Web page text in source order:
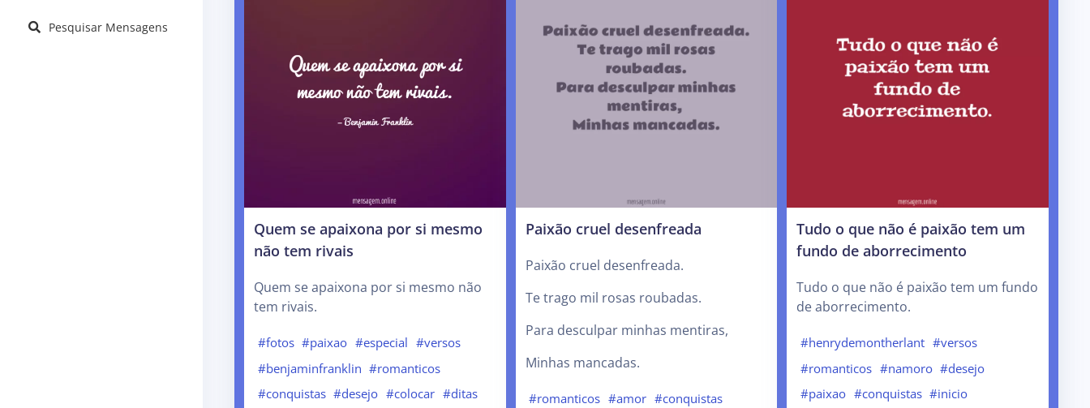
Pesquisar Mensagens
Quem se apaixona por si mesmo
não tem rivais
Quem se apaixona por si mesmo não
tem rivais.
#fotos #paixao #especial #versos
#benjaminfranklin #romanticos
#conquistas #desejo #colocar #ditas
Paixão cruel desenfreada
Paixão cruel desenfreada.
Te trago mil rosas roubadas.
Para desculpar minhas mentiras,
Minhas mancadas.
#romanticos #amor #conquistas
Tudo o que não é paixão tem um
fundo de aborrecimento
Tudo o que não é paixão tem um fundo
de aborrecimento.
#henrydemontherlant #versos
#romanticos #namoro #desejo
#paixao #conquistas #inicio